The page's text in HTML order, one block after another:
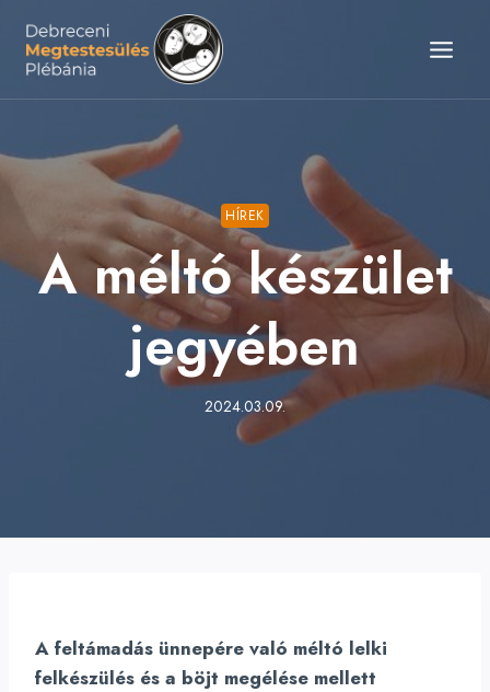
content
HÍREK
A méltó készület
jegyében
2024.03.09.
A feltámadás ünnepére való méltó lelki
felkészülés és a böjt megélése mellett